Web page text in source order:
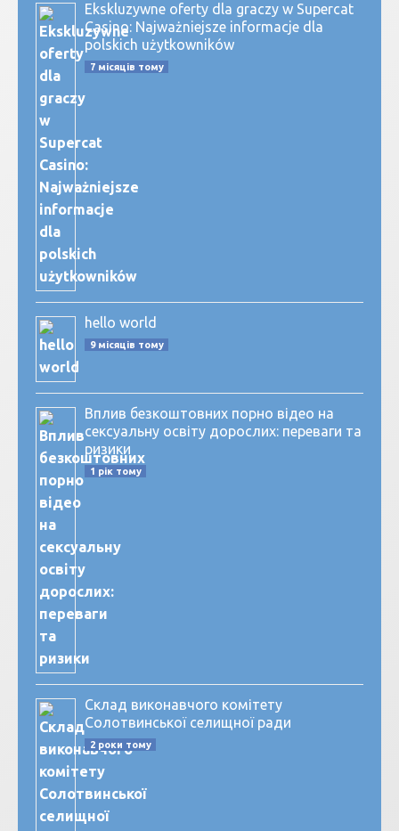
Ekskluzywne oferty dla graczy w Supercat
Casino: Najważniejsze informacje dla
polskich użytkowników
7 місяців тому
hello world
9 місяців тому
Вплив безкоштовних порно відео на
сексуальну освіту дорослих: переваги та
ризики
1 рік тому
Склад виконавчого комітету
Солотвинської селищної ради
2 роки тому